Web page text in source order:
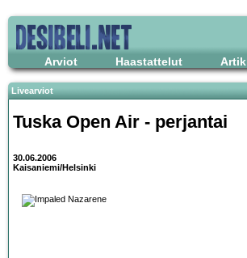
Arviot Haastattelut
Livearviot
Tuska Open Air - perjantai
30.06.2006
Kaisaniemi/Helsinki